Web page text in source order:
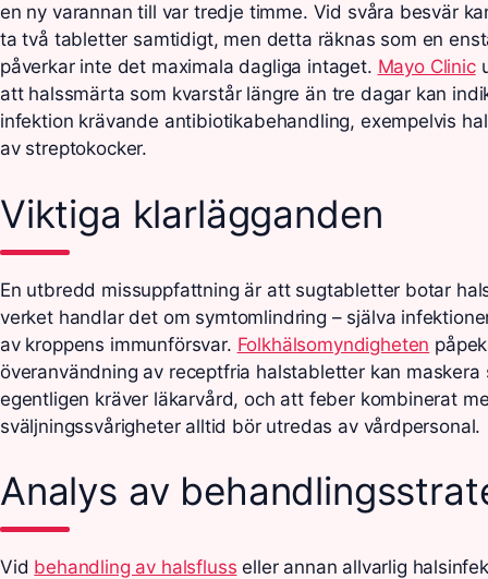
en ny varannan till var tredje timme. Vid svåra besvär
ta två tabletter samtidigt, men detta räknas som en
påverkar inte det maximala dagliga intaget. Mayo Clinic
att halssmärta som kvarstår längre än tre dagar kan
infektion krävande antibiotikabehandling, exempelvis
av streptokocker.
Viktiga klarlägganden
En utbredd missuppfattning är att sugtabletter botar
verket handlar det om symtomlindring – själva
av kroppens immunförsvar. Folkhälsomyndigheten
överanvändning av receptfria halstabletter kan maskera
egentligen kräver läkarvård, och att feber kombinerat
sväljningssvårigheter alltid bör utredas av vårdpersonal.
Analys av
Vid behandling av halsfluss eller annan allvarlig